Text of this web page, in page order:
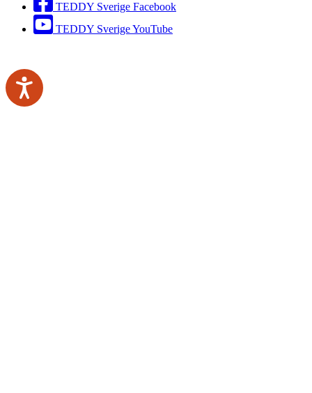
TEDDY Sverige Facebook
TEDDY Sverige YouTube